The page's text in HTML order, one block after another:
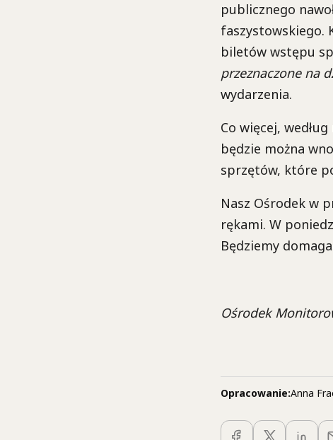
publicznego
faszystowskiego.
biletów wstępu
przeznaczone na
wydarzenia.
Co więcej,
będzie można
sprzętów, które
Nasz Ośrodek w
rękami. W
Będziemy
Ośrodek
Opracowanie:Anna